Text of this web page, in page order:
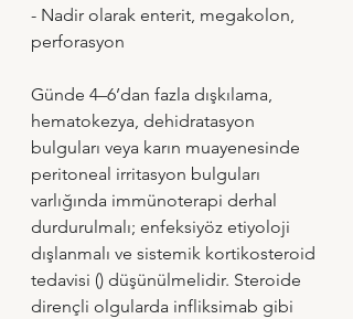
- Nadir olarak enterit, megakolon,
perforasyon
Günde 4–6’dan fazla dışkılama,
hematokezya, dehidratasyon
bulguları veya karın muayenesinde
peritoneal irritasyon bulguları
varlığında immünoterapi derhal
durdurulmalı; enfeksiyöz etiyoloji
dışlanmalı ve sistemik kortikosteroid
tedavisi () düşünülmelidir. Steroide
dirençli olgularda infliksimab gibi